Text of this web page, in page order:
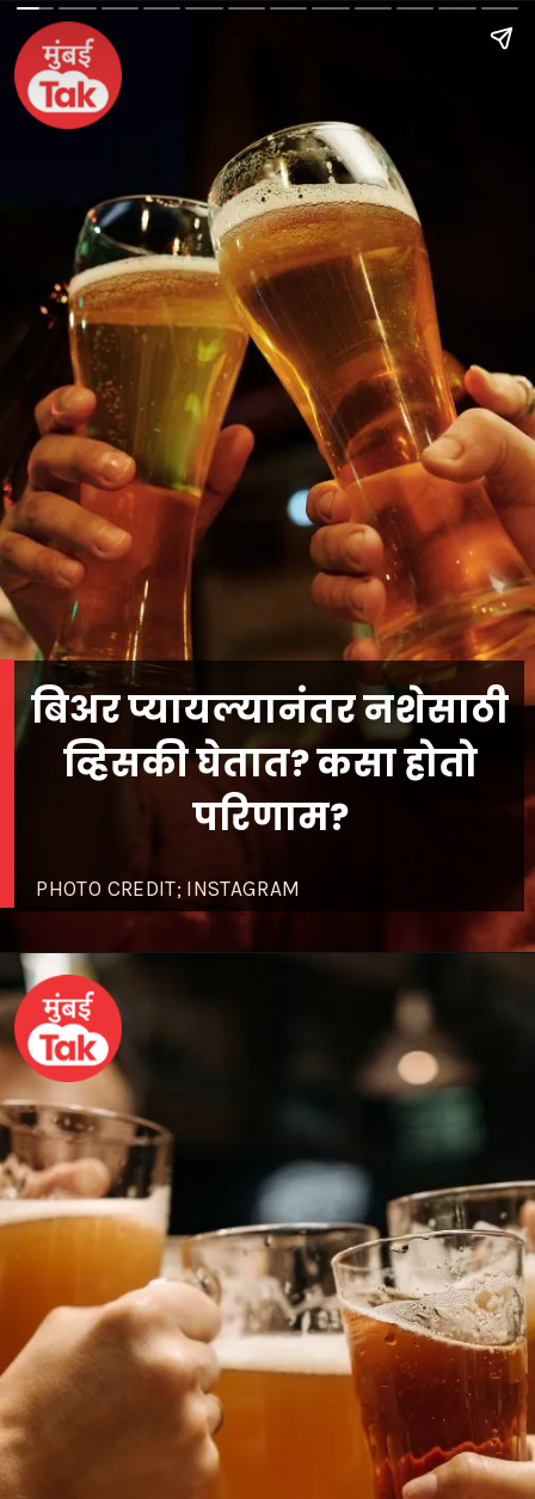
PHOTO CREDIT; INSTAGRAM
बिअर प्यायल्यानंतर नशेसाठी
व्हिसकी घेतात? कसा होतो
परिणाम?